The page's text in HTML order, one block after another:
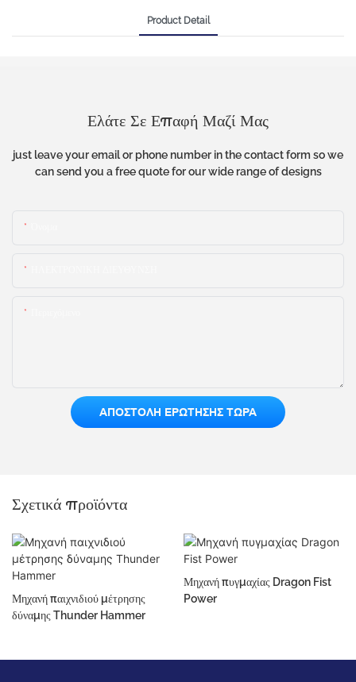
Product Detail
Ελάτε Σε Επαφή Μαζί Μας
just leave your email or phone number in the contact form so we
can send you a free quote for our wide range of designs
ΑΠΟΣΤΟΛΉ ΕΡΏΤΗΣΗΣ ΤΏΡΑ
Σχετικά προϊόντα
Μηχανή παιχνιδιού μέτρησης
δύναμης Thunder Hammer
Μηχανή πυγμαχίας Dragon Fist
Power